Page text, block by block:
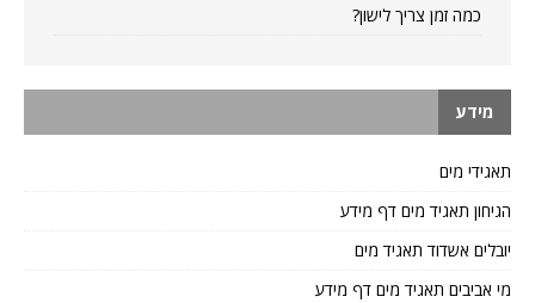
כמה זמן צריך לישון?
מידע
תאגידי מים
הגיחון תאגיד מים דף מידע
יובלים אשדוד תאגיד מים
מי אביבים תאגיד מים דף מידע